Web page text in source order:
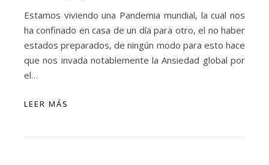
Estamos viviendo una Pandemia mundial, la cual nos
ha confinado en casa de un día para otro, el no haber
estados preparados, de ningún modo para esto hace
que nos invada notablemente la Ansiedad global por
el…
LEER MÁS